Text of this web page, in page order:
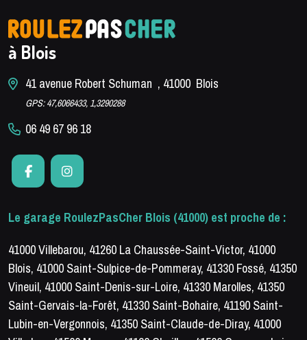
à Blois
41 avenue Robert Schuman , 41000 Blois
GPS: 47,6066433, 1,3290288
06 49 67 96 18
Le garage RoulezPasCher Blois (41000) est proche de :
41000 Villebarou, 41260 La Chaussée-Saint-Victor, 41000
Blois, 41000 Saint-Sulpice-de-Pommeray, 41330 Fossé, 41350
Vineuil, 41000 Saint-Denis-sur-Loire, 41330 Marolles, 41350
Saint-Gervais-la-Forêt, 41330 Saint-Bohaire, 41190 Saint-
Lubin-en-Vergonnois, 41350 Saint-Claude-de-Diray, 41000